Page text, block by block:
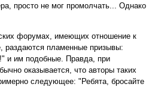
просто не мог промолчать... Однако
форумах, имеющих отношение к
раздаются пламенные призывы:
и им подобные. Правда, при
оказывается, что авторы таких
следующее: "Ребята, бросайте